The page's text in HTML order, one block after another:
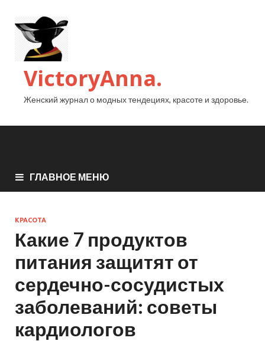
VictoryAnna.
Женский журнал о модных тендециях, красоте и здоровье.
ГЛАВНОЕ МЕНЮ
КРАСОТА
Какие 7 продуктов
питания защитят от
сердечно-сосудистых
заболеваний: советы
кардиологов